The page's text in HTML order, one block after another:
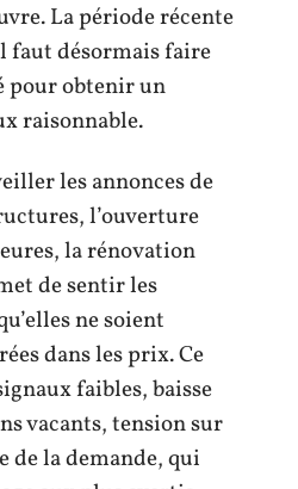
La période récente
faut désormais faire
pour obtenir un
raisonnable.
les annonces de
l’ouverture
la rénovation
de sentir les
ne soient
dans les prix. Ce
faibles, baisse
vacants, tension sur
de la demande, qui